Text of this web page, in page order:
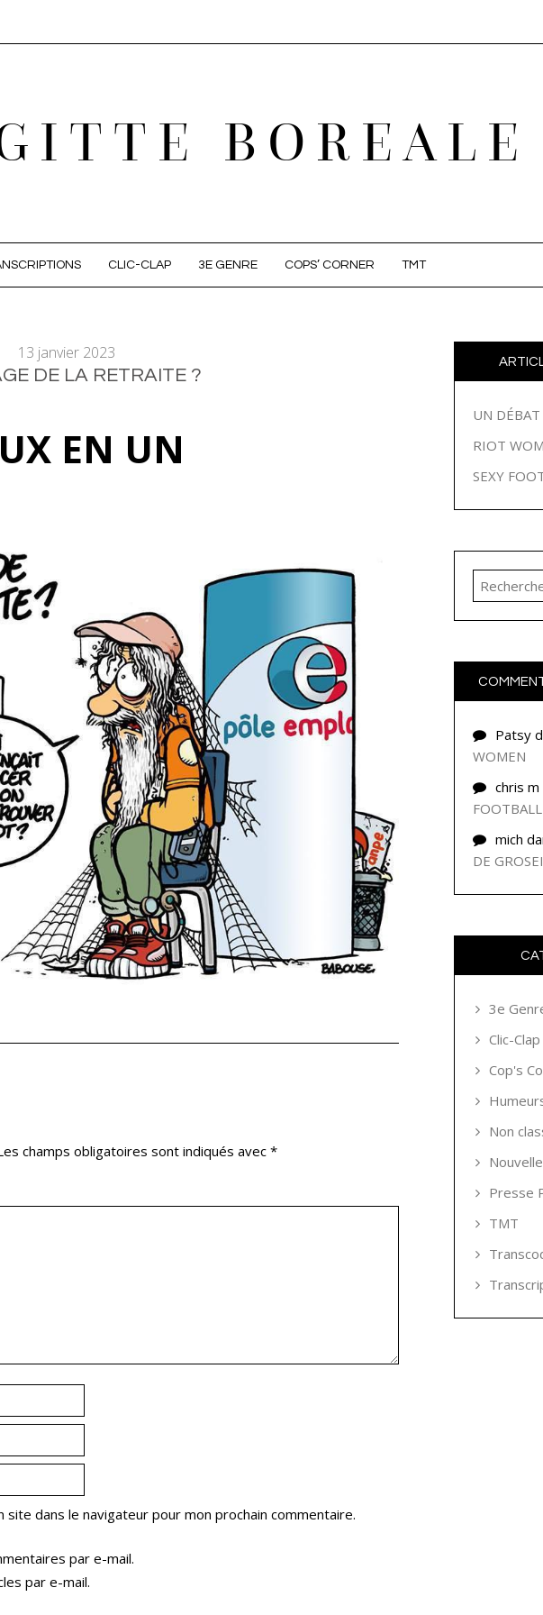
BOREALE
CLIC-CLAP 3E GENRE COPS’ CORNER TMT
13 janvier 2023
DE LA RETRAITE ?
EN UN
champs obligatoires sont indiqués avec *
dans le navigateur pour mon prochain commentaire.
par e-mail.
par e-mail.
UN
RIOT
SEXY
Patsy
WOMEN
chris m
FOOTBALL
mich
DE
3e
Clic-Clap
Cop's
Non
Presse
TMT